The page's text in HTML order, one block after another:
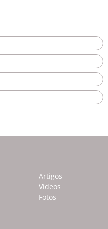
Artigos
Vídeos
Fotos